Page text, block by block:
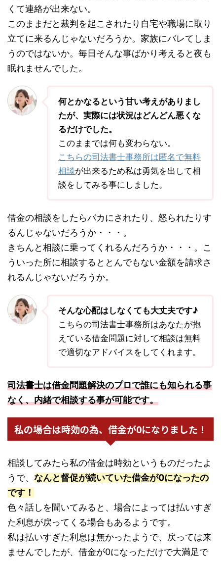
くて連絡が出来ない。
このままだと裁判を起こされたり自宅や職場に取り
立てに来るんじゃないだろうか。家族にバレてしま
うのではないか。毎日そんな事ばかり考えると夜も
眠れませんでした。
何とかなるという甘い考えがありまし
たが、実際には状況はどんどん悪くな
るだけでした。
このままでは何も変わらない。
こちらの司法書士事務所は匿名で無料
相談が出来るため私は勇気を出して相
談をしてみる事にしました。
借金の相談をしたらバカにされたり、怒られたりす
るんじゃないだろうか・・・。
きちんと相談に乗ってくれるんだろうか・・・。こ
ういった所に相談するととんでもない金額を請求さ
れるんじゃないだろうか。
そんな心配はしなくても大丈夫です♪
こちらの司法書士事務所はあなたが抱
えている借金問題に対して相談は無料
で適切なアドバイスをしてくれます。
司法書士は借金問題解決のプロで誰にも知られる事
なく、内緒で相談する事が可能です。
私の場合は時効の為、借金が0になりました！
相談してみたら私の借金は時効というものだったよ
うで、 なんと督促が続いていた借金が0になったの
です！
色々話しを聞いてみると、場合によっては払いすぎ
た利息が戻ってくる場合もあるようです。
私は払いすぎた利息は無かったようで、戻っては来
ませんでしたが、借金が0になっただけで大満足で